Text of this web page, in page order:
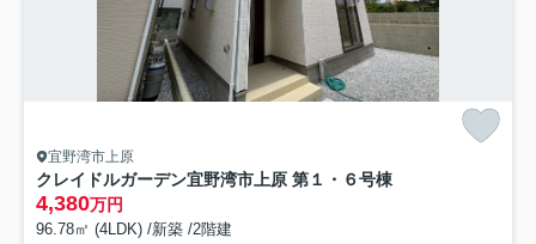
宜野湾市上原
クレイドルガーデン宜野湾市上原 第１・６号棟
4,380万円
96.78㎡ (4LDK) /新築 /2階建